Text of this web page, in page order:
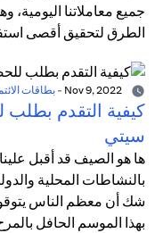
جميع معاملاتنا
الطرق لتحقيق أقصى
-بطاقات
كيفية التقدم
سيتي
ها هو الصيف قد أقبل
بالنشاطات المحلية
شك أن معظم الناس
بهذا الموسم الحافل